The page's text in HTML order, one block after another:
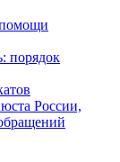
порядок
России,